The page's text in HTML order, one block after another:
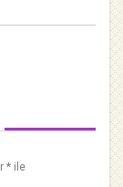
* ile